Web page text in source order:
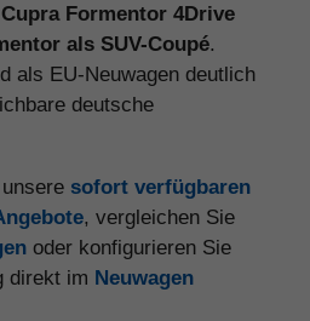
Cupra Formentor 4Drive
als SUV-Coupé.
als EU-Neuwagen deutlich
deutsche
sofort verfügbaren
, vergleichen Sie
oder konfigurieren Sie
direkt im Neuwagen